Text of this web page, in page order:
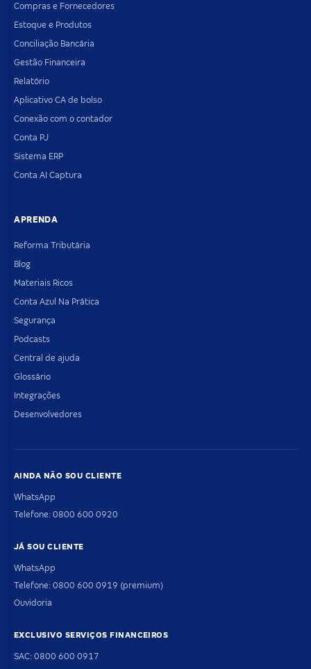
Compras e Fornecedores
Estoque e Produtos
Conciliação Bancária
Gestão Financeira
Relatório
Aplicativo CA de bolso
Conexão com o contador
Conta PJ
Sistema ERP
Conta AI Captura
APRENDA
Reforma Tributária
Blog
Materiais Ricos
Conta Azul Na Prática
Segurança
Podcasts
Central de ajuda
Glossário
Integrações
Desenvolvedores
AINDA NÃO SOU CLIENTE
WhatsApp
Telefone: 0800 600 0920
JÁ SOU CLIENTE
WhatsApp
Telefone: 0800 600 0919 (premium)
Ouvidoria
EXCLUSIVO SERVIÇOS FINANCEIROS
SAC: 0800 600 0917